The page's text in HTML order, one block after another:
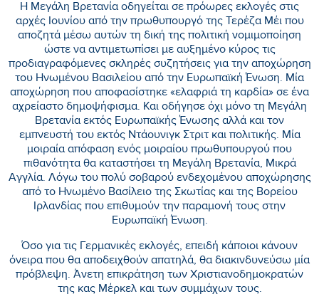
Η Μεγάλη Βρετανία οδηγείται σε πρόωρες εκλογές στις
αρχές Ιουνίου από την πρωθυπουργό της Τερέζα Μέι που
αποζητά μέσω αυτών τη δική της πολιτική νομιμοποίηση
ώστε να αντιμετωπίσει με αυξημένο κύρος τις
προδιαγραφόμενες σκληρές συζητήσεις για την αποχώρηση
του Ηνωμένου Βασιλείου από την Ευρωπαϊκή Ένωση. Μία
αποχώρηση που αποφασίστηκε «ελαφριά τη καρδία» σε ένα
αχρείαστο δημοψήφισμα. Και οδήγησε όχι μόνο τη Μεγάλη
Βρετανία εκτός Ευρωπαϊκής Ένωσης αλλά και τον
εμπνευστή του εκτός Ντάουνιγκ Στριτ και πολιτικής. Μία
μοιραία απόφαση ενός μοιραίου πρωθυπουργού που
πιθανότητα θα καταστήσει τη Μεγάλη Βρετανία, Μικρά
Αγγλία. Λόγω του πολύ σοβαρού ενδεχομένου αποχώρησης
από το Ηνωμένο Βασίλειο της Σκωτίας και της Βορείου
Ιρλανδίας που επιθυμούν την παραμονή τους στην
Ευρωπαϊκή Ένωση.
Όσο για τις Γερμανικές εκλογές, επειδή κάποιοι κάνουν
όνειρα που θα αποδειχθούν απατηλά, θα διακινδυνεύσω μία
πρόβλεψη. Άνετη επικράτηση των Χριστιανοδημοκρατών
της κας Μέρκελ και των συμμάχων τους.